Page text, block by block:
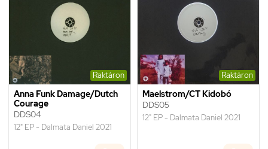
Raktáron
Anna Funk Damage/Dutch
Courage
DDS04
12" EP - Dalmata Daniel 2021
Raktáron
Maelstrom/CT Kidobó
DDS05
12" EP - Dalmata Daniel 2021